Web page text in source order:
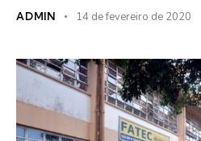
ADMIN 14 de fevereiro de 2020